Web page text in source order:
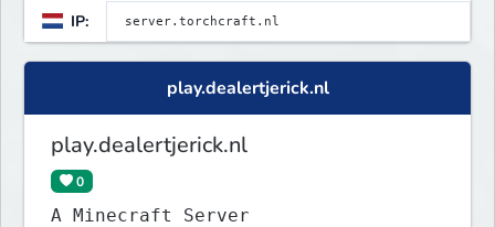
IP:
play.dealertjerick.nl
play.dealertjerick.nl
0
A Minecraft Server